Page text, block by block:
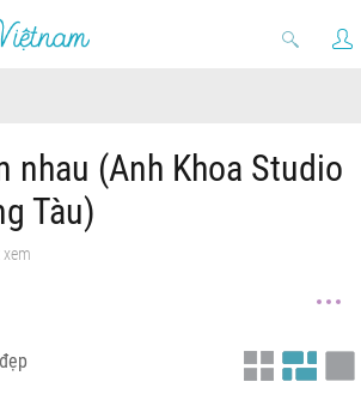
nhau (Anh Khoa Studio
Tàu)